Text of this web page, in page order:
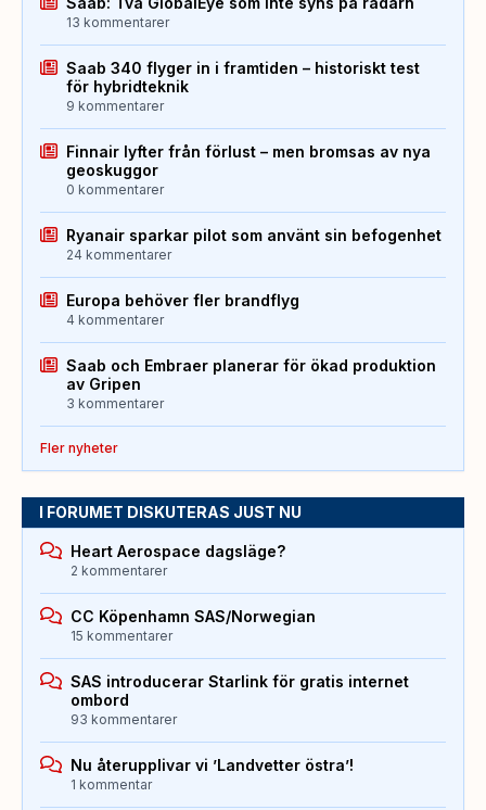
13 kommentarer
Saab 340 flyger in i framtiden – historiskt test
för hybridteknik
9 kommentarer
Finnair lyfter från förlust – men bromsas av nya
geoskuggor
0 kommentarer
Ryanair sparkar pilot som använt sin befogenhet
24 kommentarer
Europa behöver fler brandflyg
4 kommentarer
Saab och Embraer planerar för ökad produktion
av Gripen
3 kommentarer
Fler nyheter
I FORUMET DISKUTERAS JUST NU
Heart Aerospace dagsläge?
2 kommentarer
CC Köpenhamn SAS/Norwegian
15 kommentarer
SAS introducerar Starlink för gratis internet
ombord
93 kommentarer
Nu återupplivar vi ’Landvetter östra’!
1 kommentar